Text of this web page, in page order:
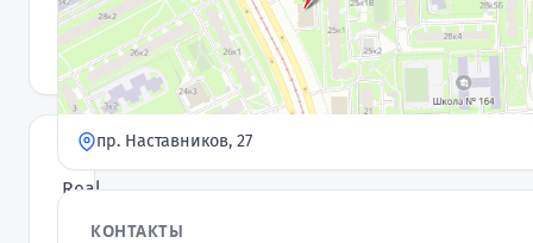
Компания
★5,0 · 69 отзывов
Real
пр. Наставников, 27
КОНТАКТЫ